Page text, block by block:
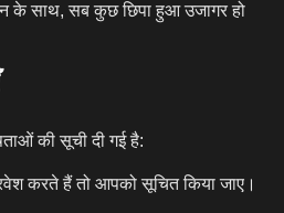
के साथ, सब कुछ छिपा हुआ उजागर हो
की सूची दी गई है:
करते हैं तो आपको सूचित किया जाए।